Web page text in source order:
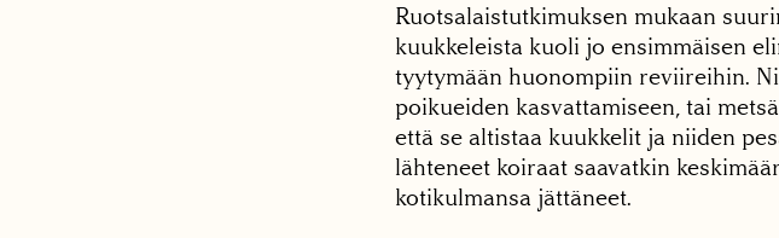
Ruotsalaistutkimuksen mukaan
kuukkeleista kuoli jo ensimmäisen
tyytymään huonompiin reviireihin.
poikueiden kasvattamiseen, tai
että se altistaa kuukkelit ja niiden
lähteneet koiraat saavatkin
kotikulmansa jättäneet.